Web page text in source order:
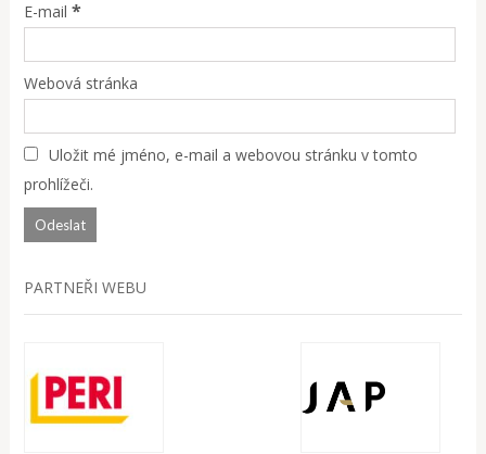
E-mail *
Webová stránka
Uložit mé jméno, e-mail a webovou stránku v tomto
prohlížeči.
PARTNEŘI WEBU